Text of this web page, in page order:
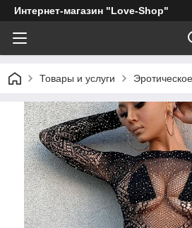
Интернет-магазин "Love-Shop"
Товары и услуги